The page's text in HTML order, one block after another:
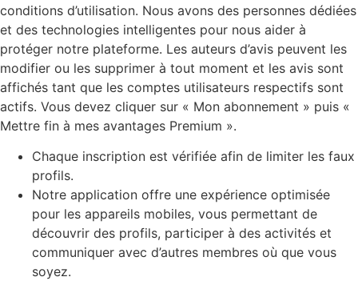
conditions d’utilisation. Nous avons des personnes dédiées
et des technologies intelligentes pour nous aider à
protéger notre plateforme. Les auteurs d’avis peuvent les
modifier ou les supprimer à tout moment et les avis sont
affichés tant que les comptes utilisateurs respectifs sont
actifs. Vous devez cliquer sur « Mon abonnement » puis «
Mettre fin à mes avantages Premium ».
Chaque inscription est vérifiée afin de limiter les faux
profils.
Notre application offre une expérience optimisée
pour les appareils mobiles, vous permettant de
découvrir des profils, participer à des activités et
communiquer avec d’autres membres où que vous
soyez.